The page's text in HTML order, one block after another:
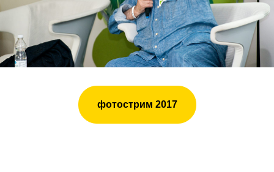
фотострим 2017